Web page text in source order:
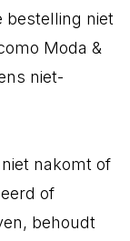
bestelling niet
Moda &
niet-
nakomt of
of
behoudt